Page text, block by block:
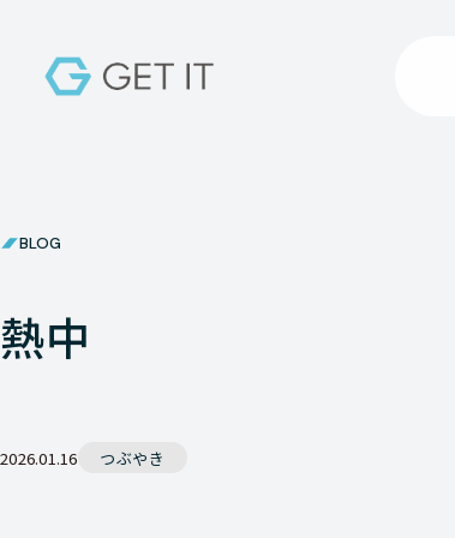
BLOG
熱中
2026.01.16 つぶやき